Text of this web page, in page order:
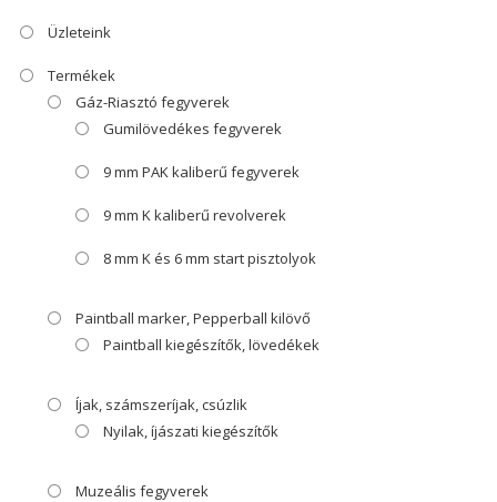
Üzleteink
Termékek
Gáz-Riasztó fegyverek
Gumilövedékes fegyverek
9 mm PAK kaliberű fegyverek
9 mm K kaliberű revolverek
8 mm K és 6 mm start pisztolyok
Paintball marker, Pepperball kilövő
Paintball kiegészítők, lövedékek
Íjak, számszeríjak, csúzlik
Nyilak, íjászati kiegészítők
Muzeális fegyverek